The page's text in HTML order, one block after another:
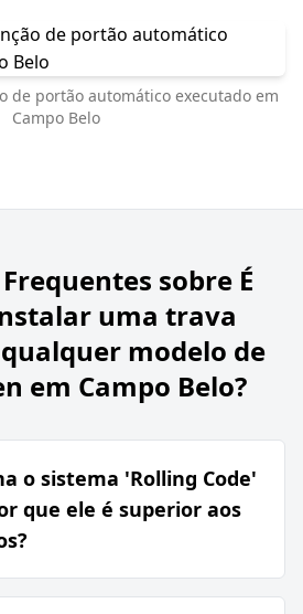
de portão automático executado em
Campo Belo
sobre É
uma trava
modelo de
em Campo Belo?
o sistema 'Rolling Code'
que ele é superior aos